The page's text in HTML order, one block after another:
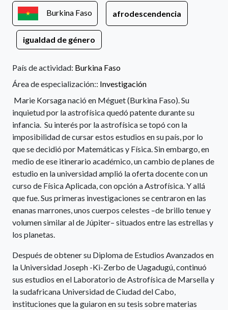
Burkina Faso afrodescendencia
igualdad de género
País de actividad: Burkina Faso
Área de especialización:: Investigación
Marie Korsaga nació en Méguet (Burkina Faso). Su
inquietud por la astrofísica quedó patente durante su
infancia. Su interés por la astrofísica se topó con la
imposibilidad de cursar estos estudios en su país, por lo
que se decidió por Matemáticas y Física. Sin embargo, en
medio de ese itinerario académico, un cambio de planes de
estudio en la universidad amplió la oferta docente con un
curso de Física Aplicada, con opción a Astrofísica. Y allá
que fue. Sus primeras investigaciones se centraron en las
enanas marrones, unos cuerpos celestes –de brillo tenue y
volumen similar al de Júpiter– situados entre las estrellas y
los planetas.
Después de obtener su Diploma de Estudios Avanzados en
la Universidad Joseph -Ki-Zerbo de Uagadugú, continuó
sus estudios en el Laboratorio de Astrofísica de Marsella y
la sudafricana Universidad de Ciudad del Cabo,
instituciones que la guiaron en su tesis sobre materias